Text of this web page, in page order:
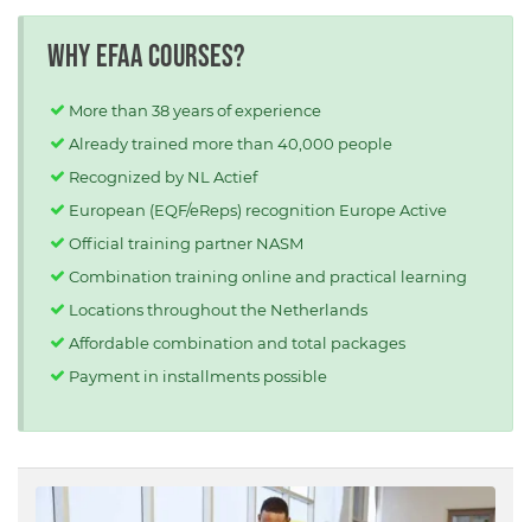
Why EFAA courses?
More than 38 years of experience
Already trained more than 40,000 people
Recognized by NL Actief
European (EQF/eReps) recognition Europe Active
Official training partner NASM
Combination training online and practical learning
Locations throughout the Netherlands
Affordable combination and total packages
Payment in installments possible